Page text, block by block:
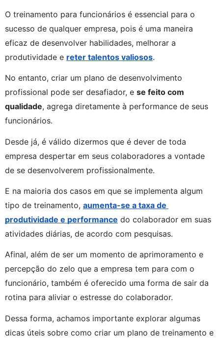
O treinamento para funcionários é essencial para o
sucesso de qualquer empresa, pois é uma maneira
eficaz de desenvolver habilidades, melhorar a
produtividade e reter talentos valiosos.
No entanto, criar um plano de desenvolvimento
profissional pode ser desafiador, e se feito com
qualidade, agrega diretamente à performance de seus
funcionários.
Desde já, é válido dizermos que é dever de toda
empresa despertar em seus colaboradores a vontade
de se desenvolverem profissionalmente.
E na maioria dos casos em que se implementa algum
tipo de treinamento, aumenta-se a taxa de
produtividade e performance do colaborador em suas
atividades diárias, de acordo com pesquisas.
Afinal, além de ser um momento de aprimoramento e
percepção do zelo que a empresa tem para com o
funcionário, também é oferecido uma forma de sair da
rotina para aliviar o estresse do colaborador.
Dessa forma, achamos importante explorar algumas
dicas úteis sobre como criar um plano de treinamento e